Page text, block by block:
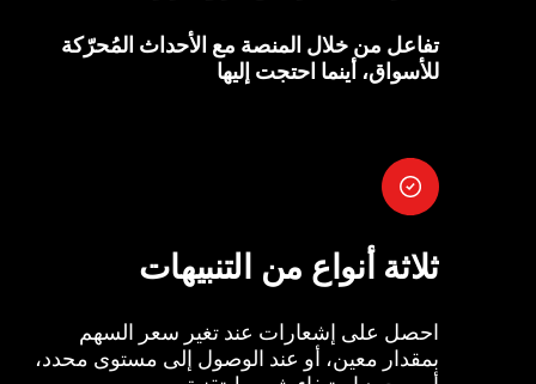
تفاعل من خلال المنصة مع الأحداث المُحرّكة
للأسواق، أينما احتجت إليها
ثلاثة أنواع من التنبيهات
احصل على إشعارات عند تغير سعر السهم
بمقدار معين، أو عند الوصول إلى مستوى محدد،